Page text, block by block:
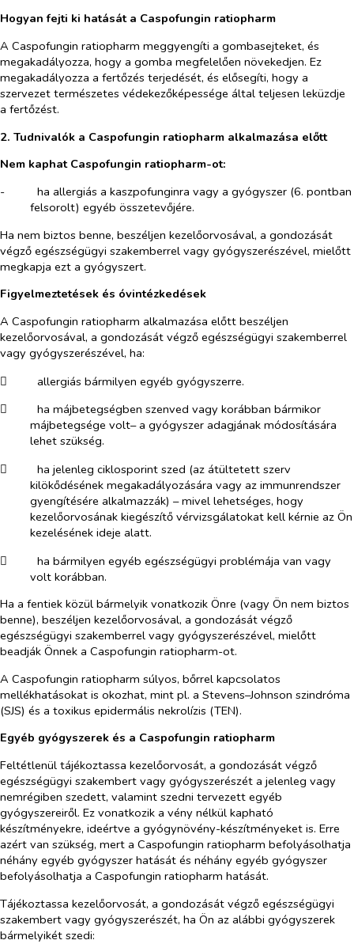
Hogyan fejti ki hatását a Caspofungin ratiopharm
A Caspofungin ratiopharm meggyengíti a gombasejteket, és
megakadályozza, hogy a gomba megfelelően növekedjen. Ez
megakadályozza a fertőzés terjedését, és elősegíti, hogy a
szervezet természetes védekezőképessége által teljesen leküzdje
a fertőzést.
2. Tudnivalók a Caspofungin ratiopharm alkalmazása előtt
Nem kaphat Caspofungin ratiopharm-ot:
-​
ha allergiás a kaszpofunginra vagy a gyógyszer (6. pontban
felsorolt) egyéb összetevőjére.
Ha nem biztos benne, beszéljen kezelőorvosával, a gondozását
végző egészségügyi szakemberrel vagy gyógyszerészével, mielőtt
megkapja ezt a gyógyszert.
Figyelmeztetések és óvintézkedések
A Caspofungin ratiopharm alkalmazása előtt beszéljen
kezelőorvosával, a gondozását végző egészségügyi szakemberrel
vagy gyógyszerészével, ha:
​
allergiás bármilyen egyéb gyógyszerre.
​
ha májbetegségben szenved vagy korábban bármikor
májbetegsége volt– a gyógyszer adagjának módosítására
lehet szükség.
​
ha jelenleg ciklosporint szed (az átültetett szerv
kilökődésének megakadályozására vagy az immunrendszer
gyengítésére alkalmazzák) – mivel lehetséges, hogy
kezelőorvosának kiegészítő vérvizsgálatokat kell kérnie az Ön
kezelésének ideje alatt.
​
ha bármilyen egyéb egészségügyi problémája van vagy
volt korábban.
Ha a fentiek közül bármelyik vonatkozik Önre (vagy Ön nem biztos
benne), beszéljen kezelőorvosával, a gondozását végző
egészségügyi szakemberrel vagy gyógyszerészével, mielőtt
beadják Önnek a Caspofungin ratiopharm-ot.
A Caspofungin ratiopharm súlyos, bőrrel kapcsolatos
mellékhatásokat is okozhat, mint pl. a Stevens–Johnson szindróma
(SJS) és a toxikus epidermális nekrolízis (TEN).
Egyéb gyógyszerek és a Caspofungin ratiopharm
Feltétlenül tájékoztassa kezelőorvosát, a gondozását végző
egészségügyi szakembert vagy gyógyszerészét a jelenleg vagy
nemrégiben szedett, valamint szedni tervezett egyéb
gyógyszereiről. Ez vonatkozik a vény nélkül kapható
készítményekre, ideértve a gyógynövény-készítményeket is. Erre
azért van szükség, mert a Caspofungin ratiopharm befolyásolhatja
néhány egyéb gyógyszer hatását és néhány egyéb gyógyszer
befolyásolhatja a Caspofungin ratiopharm hatását.
Tájékoztassa kezelőorvosát, a gondozását végző egészségügyi
szakembert vagy gyógyszerészét, ha Ön az alábbi gyógyszerek
bármelyikét szedi: